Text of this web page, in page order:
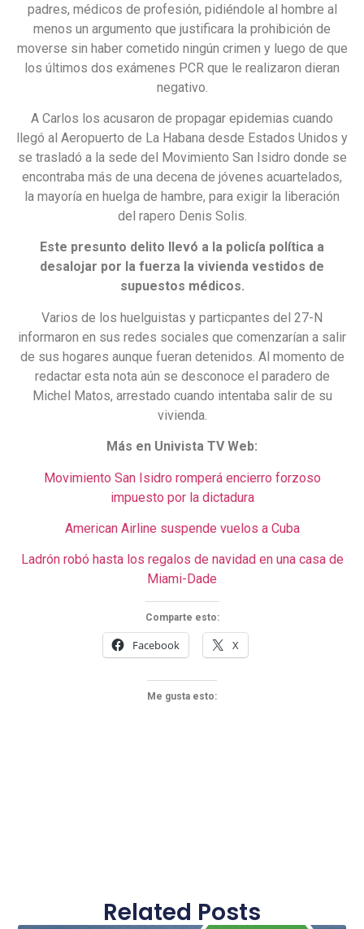
padres, médicos de profesión, pidiéndole al hombre al
menos un argumento que justificara la prohibición de
moverse sin haber cometido ningún crimen y luego de que
los últimos dos exámenes PCR que le realizaron dieran
negativo.
A Carlos los acusaron de propagar epidemias cuando
llegó al Aeropuerto de La Habana desde Estados Unidos y
se trasladó a la sede del Movimiento San Isidro donde se
encontraba más de una decena de jóvenes acuartelados,
la mayoría en huelga de hambre, para exigir la liberación
del rapero Denis Solis.
Este presunto delito llevó a la policía política a
desalojar por la fuerza la vivienda vestidos de
supuestos médicos.
Varios de los huelguistas y particpantes del 27-N
informaron en sus redes sociales que comenzarían a salir
de sus hogares aunque fueran detenidos. Al momento de
redactar esta nota aún se desconoce el paradero de
Michel Matos, arrestado cuando intentaba salir de su
vivienda.
Más en Univista TV Web:
Movimiento San Isidro romperá encierro forzoso
impuesto por la dictadura
American Airline suspende vuelos a Cuba
Ladrón robó hasta los regalos de navidad en una casa de
Miami-Dade
Comparte esto:
Facebook X
Me gusta esto:
Related Posts